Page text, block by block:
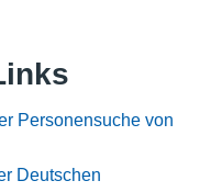
Personensuche von
Deutschen